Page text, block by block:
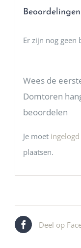
Beoordelingen
Er zijn nog geen
Wees de
Domtoren
beoordelen
Je moet
plaatsen.
Deel op